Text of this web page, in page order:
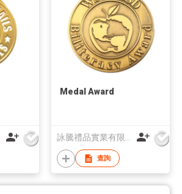
Medal Award
詠騰禮品實業有限公司
查詢